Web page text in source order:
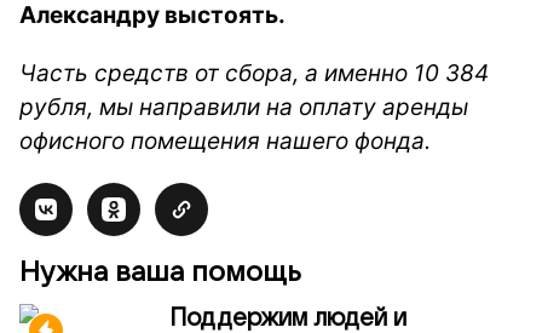
Александру выстоять.
Часть средств от сбора, а именно 10 384
рубля, мы направили на оплату аренды
офисного помещения нашего фонда.
Нужна ваша помощь
Поддержим людей и